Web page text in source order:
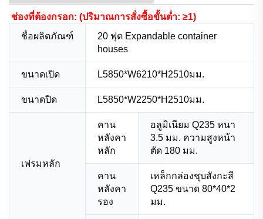
ช่องที่ต้องกรอก: (ปริมาณการสั่งซื้อขั้นต่ำ: ≥1)
ชื่อผลิตภัณฑ์
20 ฟุต Expandable container
houses
ขนาดเปิด L5850*W6210*H2510มม.
ขนาดปิด L5850*W2250*H2510มม.
เฟรมหลัก
คาน
หลังคา
หลัก
อลูมิเนียม Q235 หนา
3.5 มม. ความสูงหน้า
ตัด 180 มม.
คาน
หลังคา
รอง
เหล็กกล่องชุบสังกะสี
Q235 ขนาด 80*40*2
มม.